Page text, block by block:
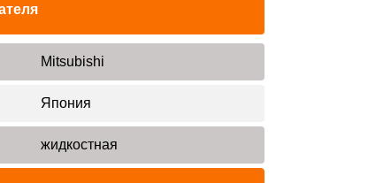
Mitsubishi
Япония
жидкостная